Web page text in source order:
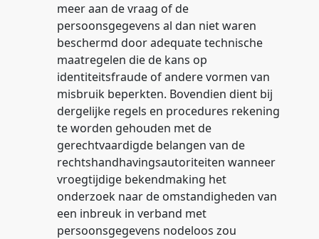
meer aan de vraag of de
persoonsgegevens al dan niet waren
beschermd door adequate technische
maatregelen die de kans op
identiteitsfraude of andere vormen van
misbruik beperkten. Bovendien dient bij
dergelijke regels en procedures rekening
te worden gehouden met de
gerechtvaardigde belangen van de
rechtshandhavingsautoriteiten wanneer
vroegtijdige bekendmaking het
onderzoek naar de omstandigheden van
een inbreuk in verband met
persoonsgegevens nodeloos zou